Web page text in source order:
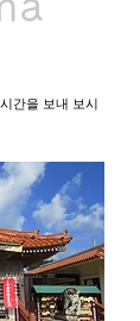
간을 보내 보시